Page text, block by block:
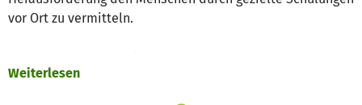
vor Ort zu vermitteln.
Menschen den Faktor „Natur und Umwelt“ näher zu
Weiterlesen